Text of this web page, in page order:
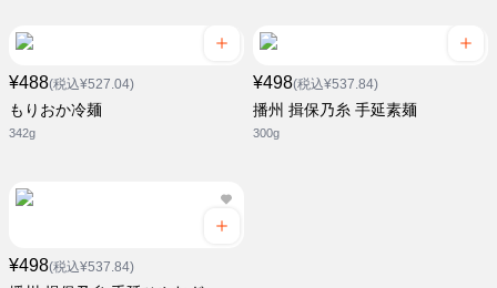
¥488(税込¥527.04)
もりおか冷麺
342g
¥498(税込¥537.84)
播州 揖保乃糸 手延素麺
300g
¥498(税込¥537.84)